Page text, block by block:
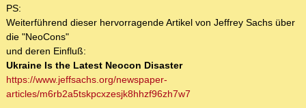
PS:
Weiterführend dieser hervorragende Artikel von Jeffrey Sachs über
die "NeoCons"
und deren Einfluß:
Ukraine Is the Latest Neocon Disaster
https://www.jeffsachs.org/newspaper-
articles/m6rb2a5tskpcxzesjk8hhzf96zh7w7